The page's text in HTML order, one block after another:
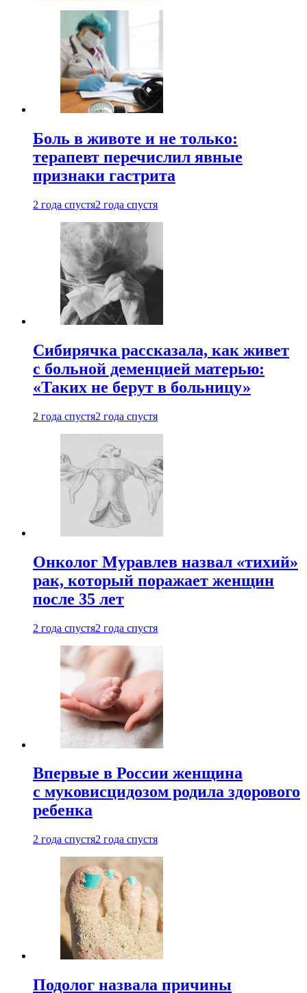
Боль в животе и не только:
терапевт перечислил явные
признаки гастрита
2 года спустя2 года спустя
Сибирячка рассказала, как живет
с больной деменцией матерью:
«Таких не берут в больницу»
2 года спустя2 года спустя
Онколог Муравлев назвал «тихий»
рак, который поражает женщин
после 35 лет
2 года спустя2 года спустя
Впервые в России женщина
с муковисцидозом родила здорового
ребенка
2 года спустя2 года спустя
Подолог назвала причины